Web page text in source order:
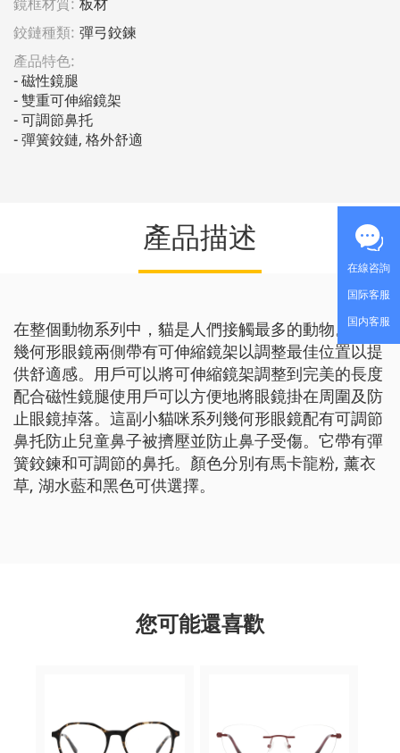
在線咨詢
国际客服
国内客服
鉸鏈種類: 彈弓鉸鍊
產品特色:
- 磁性鏡腿
- 雙重可伸縮鏡架
- 可調節鼻托
- 彈簧鉸鏈, 格外舒適
產品描述
在整個動物系列中，貓是人們接觸最多的動物。這副
幾何形眼鏡兩側帶有可伸縮鏡架以調整最佳位置以提
供舒適感。用戶可以將可伸縮鏡架調整到完美的長度
配合磁性鏡腿使用戶可以方便地將眼鏡掛在周圍及防
止眼鏡掉落。這副小貓咪系列幾何形眼鏡配有可調節
鼻托防止兒童鼻子被擠壓並防止鼻子受傷。它帶有彈
簧鉸鍊和可調節的鼻托。顏色分別有馬卡龍粉, 薰衣
草, 湖水藍和黑色可供選擇。
您可能還喜歡